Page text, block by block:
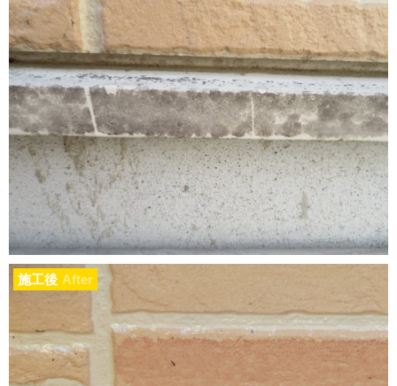
施工後 After